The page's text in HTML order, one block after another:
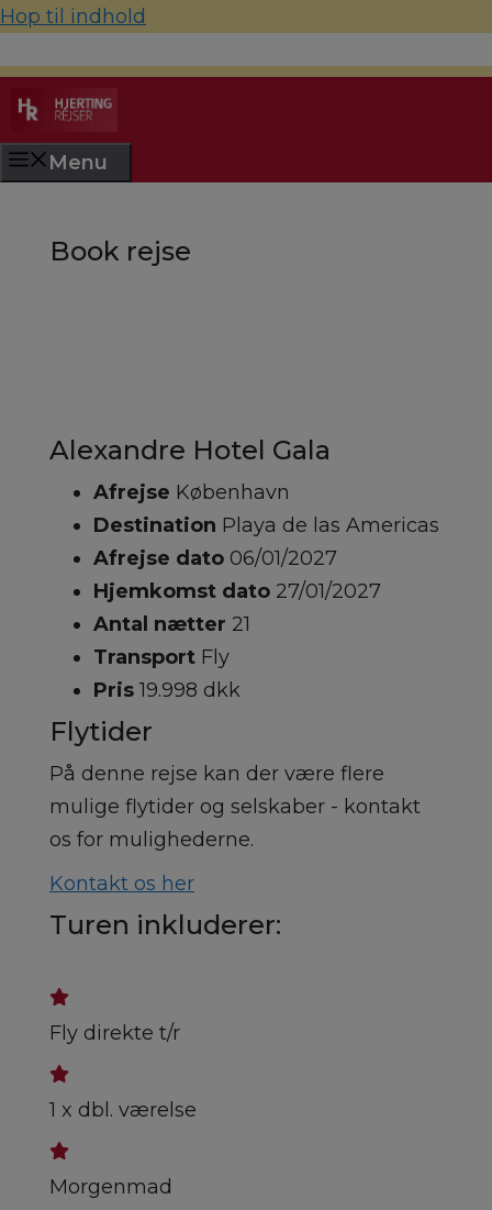
Hop til indhold
Menu
Book rejse
Alexandre Hotel Gala
Afrejse København
Destination Playa de las Americas
Afrejse dato 06/01/2027
Hjemkomst dato 27/01/2027
Antal nætter 21
Transport Fly
Pris 19.998 dkk
Flytider
På denne rejse kan der være flere
mulige flytider og selskaber - kontakt
os for mulighederne.
Kontakt os her
Turen inkluderer:
Fly direkte t/r
1 x dbl. værelse
Morgenmad